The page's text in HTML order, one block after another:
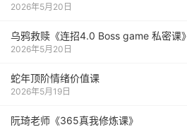
2026年5月20日
乌鸦救赎《连招4.0 Boss game 私密课》
2026年5月20日
蛇年顶阶情绪价值课
2026年5月19日
阮琦老师《365真我修炼课》